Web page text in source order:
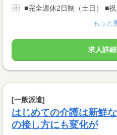
■完全週休2日制（土日） ■祝
もっと
求人詳
[一般派遣]
はじめての介護は新鮮
の接し方にも変化が